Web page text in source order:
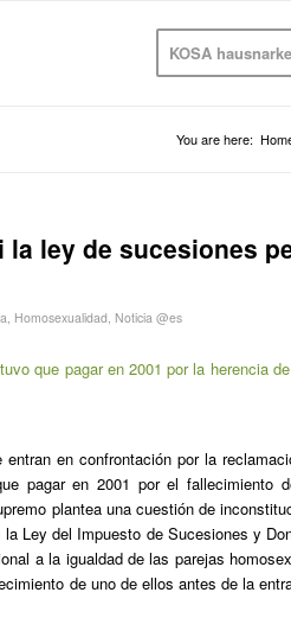
KOSA
You are here:
ley de sucesiones
, Homosexualidad, Noticia @es
que pagar en 2001 por la herencia
en confrontación por la
pagar en 2001 por el fallecimiento
plantea una cuestión de
Ley del Impuesto de Sucesiones y
a la igualdad de las parejas
de uno de ellos antes de la